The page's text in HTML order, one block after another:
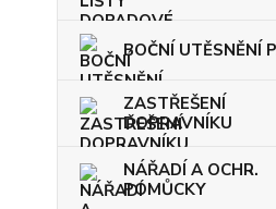
BOČNÍ UTĚSNĚNÍ
ZASTŘEŠENÍ
DOPRAVNÍKU
NÁŘADÍ A OCHR.
POMŮCKY